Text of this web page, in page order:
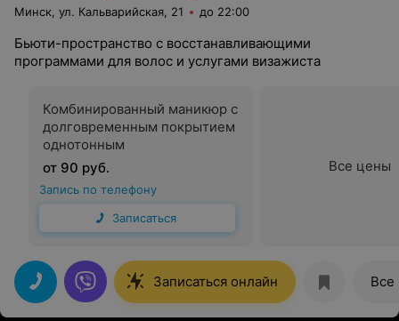
Минск, ул. Кальварийская, 21 до 22:00
Бьюти-пространство с восстанавливающими
программами для волос и услугами визажиста
Комбинированный маникюр с
долговременным покрытием
однотонным
от 90 руб.
Запись по телефону
Записаться
Все цены
Записаться онлайн